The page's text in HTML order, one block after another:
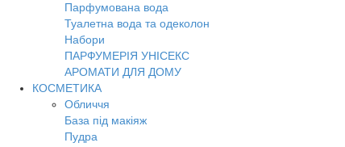
Парфумована вода
Туалетна вода та одеколон
Набори
ПАРФУМЕРІЯ УНІСЕКС
АРОМАТИ ДЛЯ ДОМУ
КОСМЕТИКА
Обличчя
База під макіяж
Пудра